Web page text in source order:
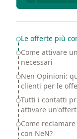
Table of
Le offerte più
Come attivare
necessari
Nen Opinioni:
clienti per le
Tutti i contatti
attivare
Come
con NeN?